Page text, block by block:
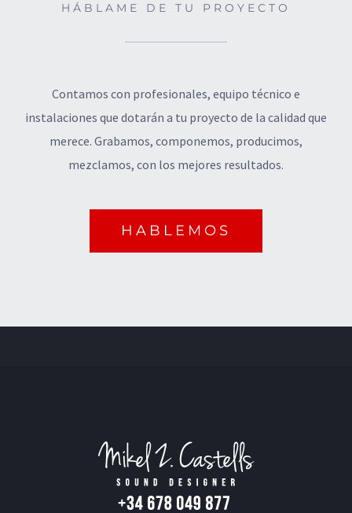
HÁBLAME DE TU PROYECTO
Contamos con profesionales, equipo técnico e
instalaciones que dotarán a tu proyecto de la calidad que
merece. Grabamos, componemos, producimos,
mezclamos, con los mejores resultados.
HABLEMOS